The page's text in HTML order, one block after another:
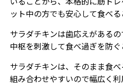
ット中の方でも安心して食べる
サラダチキンは歯応えがある
中枢を刺激して食べ過ぎを防
サラダチキンは、そのまま食
組み合わせやすいので幅広く